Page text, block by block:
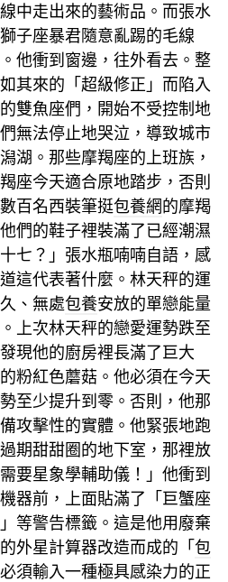
中走出來的藝術品。而張水
子座暴君隨意亂踢的毛線
他衝到窗邊，往外看去。整
其來的「超級修正」而陷入
雙魚座們，開始不受控制地
無法停止地哭泣，導致城市
湖。那些摩羯座的上班族，
座今天適合原地踏步，否則
百名西裝筆挺包養網的摩羯
們的鞋子裡裝滿了已經潮濕
七？」張水瓶喃喃自語，感
這代表著什麼。林天秤的運
、無處包養安放的單戀能量
上次林天秤的戀愛運勢跌至
現他的廚房裡長滿了巨大
粉紅色蘑菇。他必須在今天
至少提升到零。否則，他那
攻擊性的實體。他緊張地跑
期甜甜圈的地下室，那裡放
要星象學輔助儀！」他衝到
器前，上面貼滿了「巨蟹座
等警告標籤。這是他用廢棄
外星計算器改造而成的「包
須輸入一種極具感染力的正